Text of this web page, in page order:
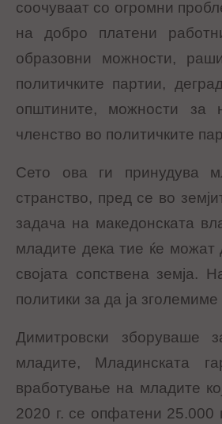
соочуваат со огромни
на добро платени
образовни можности,
политичките партии,
општините, можности за
членство во политичките
Сето ова ги принудува
странство, пред се во
задача на македонската
младите дека тие ќе можат
својата сопствена земја.
политики за да ја
Димитровски зборуваше
младите, Младинската
вработување на младите
2020 г. се опфатени 25.000